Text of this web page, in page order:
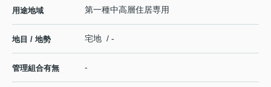
用途地域 第一種中高層住居専用
地目 / 地勢 宅地 / -
管理組合有無 -